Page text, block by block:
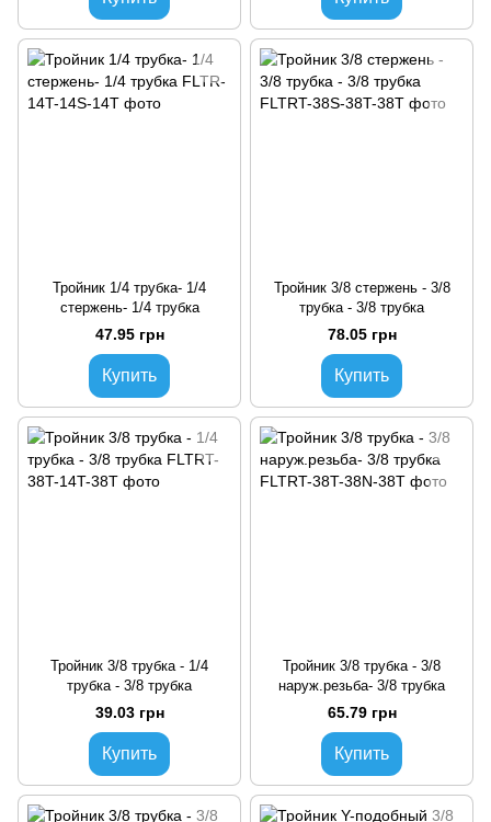
Тройник 1/4 трубка- 1/4
стержень- 1/4 трубка
47.95 грн
Купить
Тройник 3/8 стержень - 3/8
трубка - 3/8 трубка
78.05 грн
Купить
Тройник 3/8 трубка - 1/4
трубка - 3/8 трубка
39.03 грн
Купить
Тройник 3/8 трубка - 3/8
наруж.резьба- 3/8 трубка
65.79 грн
Купить